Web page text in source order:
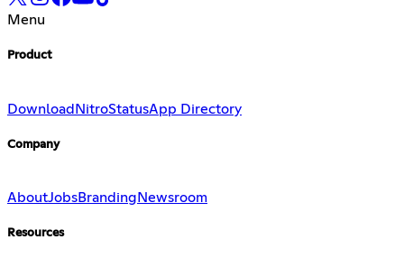
Menu
Product
DownloadNitroStatusApp Directory
Company
AboutJobsBranding Newsroom
Resources